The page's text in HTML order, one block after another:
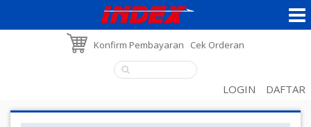
Konfirm Pembayaran Cek Orderan
LOGIN DAFTAR